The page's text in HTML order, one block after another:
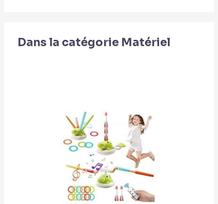
Dans la catégorie Matériel